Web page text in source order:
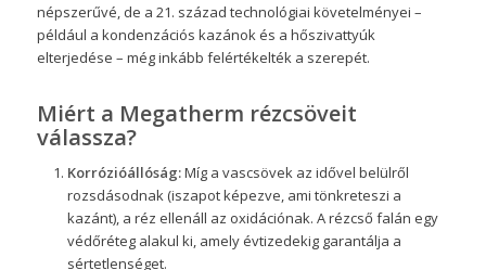
népszerűvé, de a 21. század technológiai követelményei –
például a kondenzációs kazánok és a hőszivattyúk
elterjedése – még inkább felértékelték a szerepét.
Miért a Megatherm rézcsöveit
válassza?
Korrózióállóság:Míg a vascsövek az idővel belülről
rozsdásodnak (iszapot képezve, ami tönkreteszi a
kazánt), a réz ellenáll az oxidációnak. A rézcső falán egy
védőréteg alakul ki, amely évtizedekig garantálja a
sértetlenséget.